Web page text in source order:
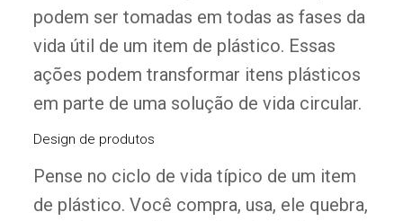
podem ser tomadas em todas as fases da
vida útil de um item de plástico. Essas
ações podem transformar itens plásticos
em parte de uma solução de vida circular.
Design de produtos
Pense no ciclo de vida típico de um item
de plástico. Você compra, usa, ele quebra,